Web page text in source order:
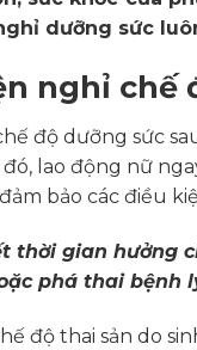
dưỡng sức
nghỉ chế
độ dưỡng sức
đó, lao động nữ
bảo các điều
thời gian hưởng
phá thai bệnh
độ thai sản do